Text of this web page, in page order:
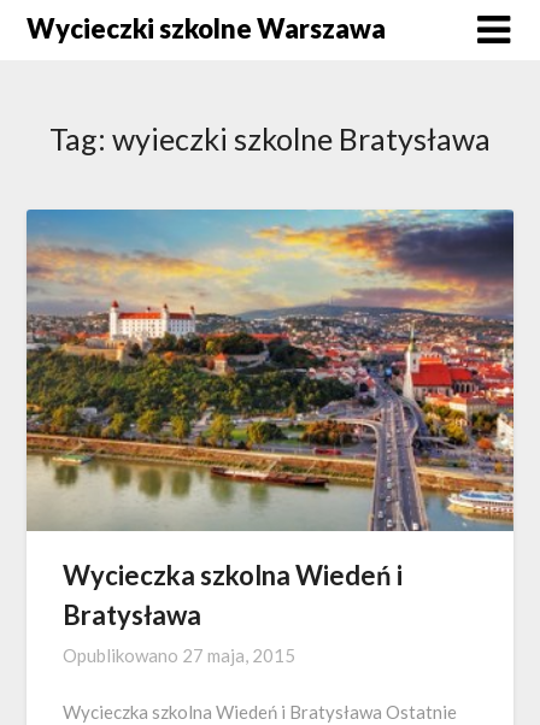
SkipWycieczki szkolne Warszawa
Tag: wyieczki szkolne Bratysława
Wycieczka szkolna Wiedeń i
Bratysława
Opublikowano 27 maja, 2015
Wycieczka szkolna Wiedeń i Bratysława Ostatnie